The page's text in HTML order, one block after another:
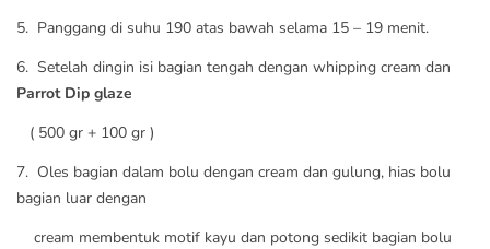
5. Panggang di suhu 190 atas bawah selama 15 – 19 menit.
6. Setelah dingin isi bagian tengah dengan whipping cream dan
Parrot Dip glaze
( 500 gr + 100 gr )
7. Oles bagian dalam bolu dengan cream dan gulung, hias bolu
bagian luar dengan
cream membentuk motif kayu dan potong sedikit bagian bolu